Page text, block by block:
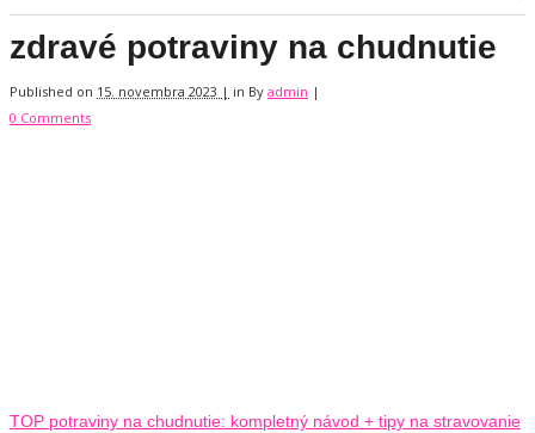
zdravé potraviny na chudnutie
Published on 15. novembra 2023 | in By admin |
0 Comments
TOP potraviny na chudnutie: kompletný návod + tipy na stravovanie